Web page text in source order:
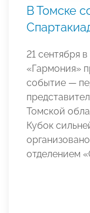
В Томске
21 сентября
«Гармония»
событие —
Томской
Кубок
отделением